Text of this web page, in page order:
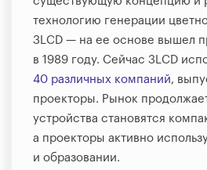
технологию генерации
3LCD — на ее основе вышел
в 1989 году. Сейчас 3LCD
40 различных компаний,
проекторы. Рынок
устройства становятся
а проекторы активно
и образовании.